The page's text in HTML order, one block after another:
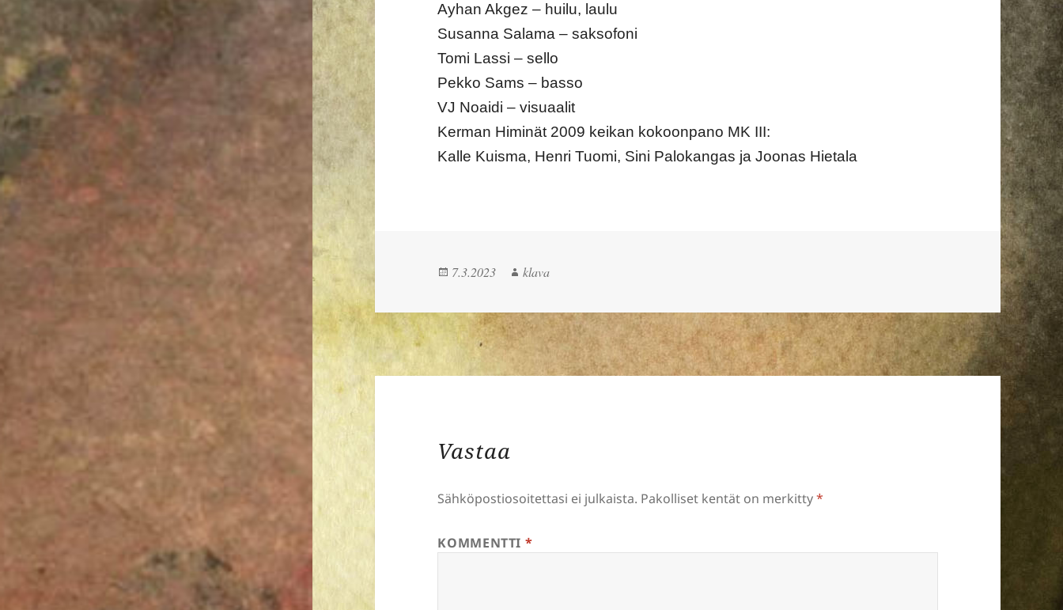
Ayhan Akgez – huilu, laulu
Susanna Salama – saksofoni
Tomi Lassi – sello
Pekko Sams – basso
VJ Noaidi – visuaalit
Kerman Himinät 2009 keikan kokoonpano MK III:
Kalle Kuisma, Henri Tuomi, Sini Palokangas ja Joonas Hietala
Julkaistu
7.3.2023 Kirjoittaja
klava
Vastaa
Sähköpostiosoitettasi ei julkaista. Pakolliset kentät on merkitty*
KOMMENTTI *